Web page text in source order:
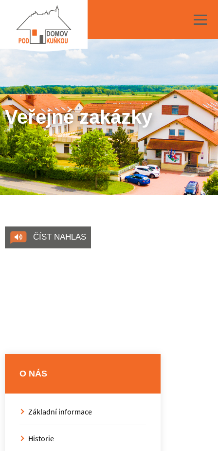
Veřejné zakázky
ČÍST NAHLAS
O NÁS
Základní informace
Historie